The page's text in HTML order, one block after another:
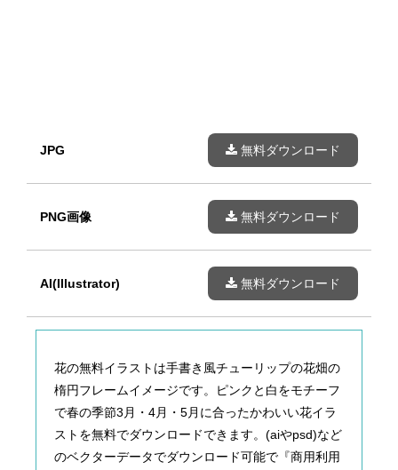
JPG 無料ダウンロード
PNG画像 無料ダウンロード
AI(Illustrator) 無料ダウンロード
花の無料イラストは手書き風チューリップの花畑の
楕円フレームイメージです。ピンクと白をモチーフ
で春の季節3月・4月・5月に合ったかわいい花イラ
ストを無料でダウンロードできます。(aiやpsd)など
のベクターデータでダウンロード可能で『商用利用